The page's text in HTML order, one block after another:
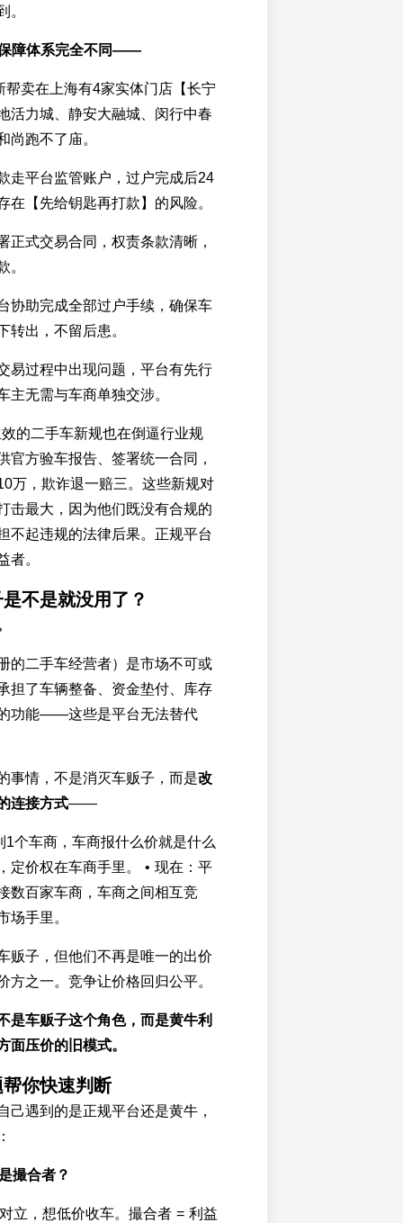
。
障体系完全不同——
帮卖在上海有4家实体门店【长宁
活力城、静安大融城、闵行中春
尚跑不了庙。
走平台监管账户，过户完成后24
在【先给钥匙再打款】的风险。
正式交易合同，权责条款清晰，
。
协助完成全部过户手续，确保车
转出，不留后患。
易过程中出现问题，平台有先行
主无需与车商单独交涉。
的二手车新规也在倒逼行业规
官方验车报告、签署统一合同，
万，欺诈退一赔三。这些新规对
击最大，因为他们既没有合规的
不起违规的法律后果。正规平台
者。
不是就没用了？
的二手车经营者）是市场不可或
担了车辆整备、资金垫付、库存
功能——这些是平台无法替代
事情，不是消灭车贩子，而是改
连接方式——
1个车商，车商报什么价就是什么
定价权在车商手里。 • 现在：平
数百家车商，车商之间相互竞
场手里。
贩子，但他们不再是唯一的出价
方之一。竞争让价格回归公平。
是车贩子这个角色，而是黄牛利
面压价的旧模式。
你快速判断
己遇到的是正规平台还是黄牛，
撮合者？
立，想低价收车。撮合者 = 利益